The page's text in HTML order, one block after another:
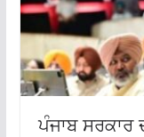
ਪੰਜਾਬ ਸਰਕਾਰ